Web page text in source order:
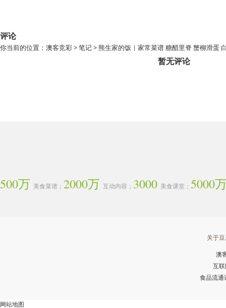
评论
暂无评论
你当前的位置： 澳客竞彩>笔记> 熊生家的饭｜家常菜谱 糖醋里脊 蟹柳滑蛋
500万 美食菜谱； 2000万 互动内容； 3000 美食课堂； 5000
关于
澳
互
食品流
网站地图